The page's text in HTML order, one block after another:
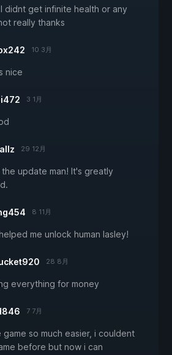
didnt get infinite health or any
really thanks
10 3月
nice
3 1月
29 12月
update man! It's greatly
8 11月
me unlock human lasley!
28 8月
everything for money
7 7月
game so much easier, i couldent
before but now i can